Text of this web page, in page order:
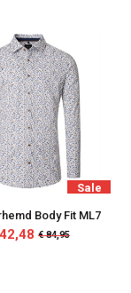
Sale
Body Fit ML7
€ 84,95